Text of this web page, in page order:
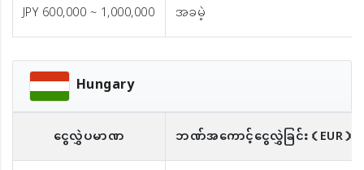
JPY 600,000 ~ 1,000,000
အခမဲ့
Hungary
ငွေလွှဲပမာဏ ဘဏ်အကောင့်ငွေလွှဲခြင်း（EUR）